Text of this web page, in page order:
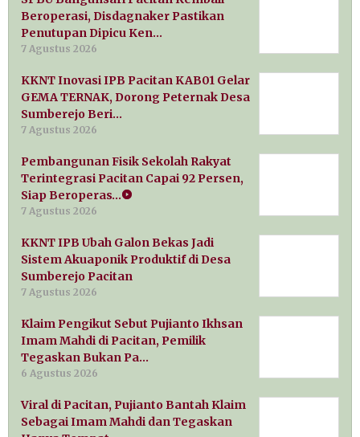
Beroperasi, Disdagnaker Pastikan
Penutupan Dipicu Ken…
7 Agustus 2026
KKNT Inovasi IPB Pacitan KAB01 Gelar
GEMA TERNAK, Dorong Peternak Desa
Sumberejo Beri…
7 Agustus 2026
Pembangunan Fisik Sekolah Rakyat
Terintegrasi Pacitan Capai 92 Persen,
Siap Beroperas…
7 Agustus 2026
KKNT IPB Ubah Galon Bekas Jadi
Sistem Akuaponik Produktif di Desa
Sumberejo Pacitan
7 Agustus 2026
Klaim Pengikut Sebut Pujianto Ikhsan
Imam Mahdi di Pacitan, Pemilik
Tegaskan Bukan Pa…
6 Agustus 2026
Viral di Pacitan, Pujianto Bantah Klaim
Sebagai Imam Mahdi dan Tegaskan